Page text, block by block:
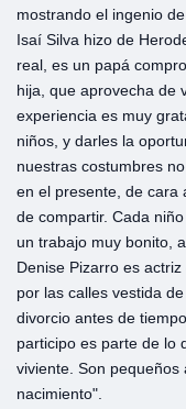
mostrando el ingenio
Isaí Silva hizo de
real, es un papá
hija, que aprovecha de
experiencia es muy
niños, y darles la
nuestras costumbres
en el presente, de cara
de compartir. Cada
un trabajo muy bonito,
Denise Pizarro es
por las calles vestida
divorcio antes de
participo es parte de lo
viviente. Son
nacimiento".